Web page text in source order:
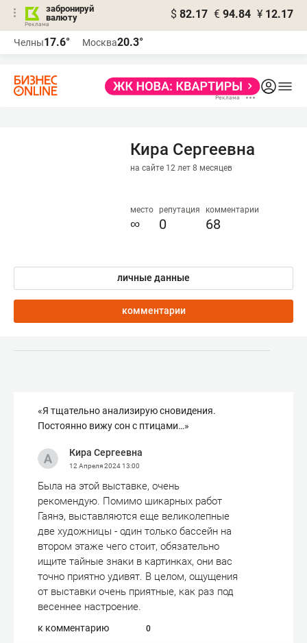
забронируй
валюту
$ 82.17 € 94.84 ¥ 12.17
Челны17.6° Москва20.3°
Кира Сергеевна
на сайте 12 лет 8 месяцев
место
∞
репутация
0
комментарии
68
личные данные
комментарии
«Я тщательно анализирую сновидения.
Постоянно вижу сон с птицами…»
Кира Сергеевна
12 Апреля 202413:00
Была на этой выставке, очень
рекомендую. Помимо шикарных работ
Гаянэ, выставляются еще великолепные
две художницы - один только бассейн на
втором этаже чего стоит, обязательно
ищите тайные знаки в картинках, они вас
точно приятно удивят. В целом, ощущения
от выставки очень приятные, как раз под
весеннее настроение.
к комментарию 0